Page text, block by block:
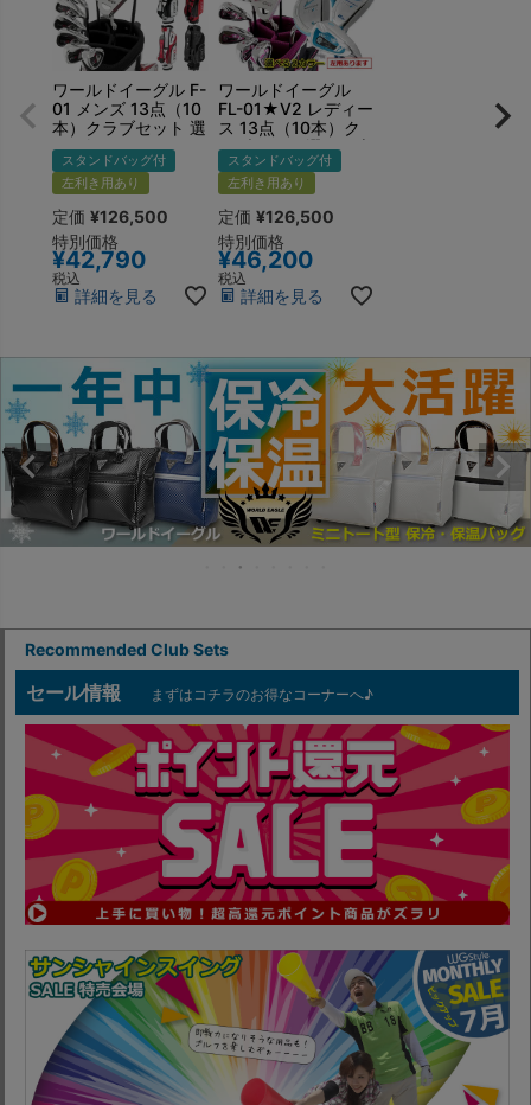
ワールドイーグル F-
01 メンズ 13点（10
本）クラブセット 選
べる軽量スタンドバ
ッグ付 右用 左用
スタンドバッグ付
左利き用あり
定価 ¥126,500
特別価格
¥42,790
税込
詳細を見る
ワールドイーグル
FL-01★V2 レディー
ス 13点（10本）ク
ラブセット 選べる専
用スタンドバッグ付
右用 左用
スタンドバッグ付
左利き用あり
定価 ¥126,500
特別価格
¥46,200
税込
詳細を見る
Recommended Club Sets
セール情報 まずはコチラのお得なコーナーへ♪